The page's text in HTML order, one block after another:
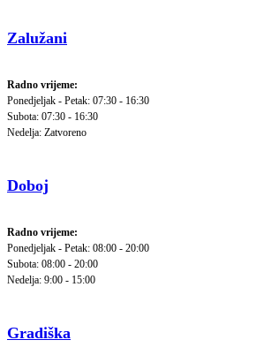
Zalužani
Radno vrijeme:
Ponedjeljak - Petak: 07:30 - 16:30
Subota: 07:30 - 16:30
Nedelja: Zatvoreno
Doboj
Radno vrijeme:
Ponedjeljak - Petak: 08:00 - 20:00
Subota: 08:00 - 20:00
Nedelja: 9:00 - 15:00
Gradiška